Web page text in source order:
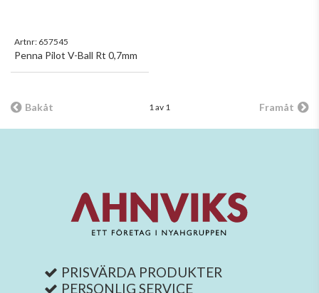
Artnr: 657545
Penna Pilot V-Ball Rt 0,7mm
Bakåt 1 av 1 Framåt
PRISVÄRDA PRODUKTER
PERSONLIG SERVICE